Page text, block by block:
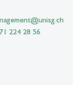
@unisg.ch
224 28 56